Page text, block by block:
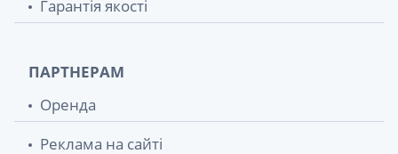
Гарантія якості
ПАРТНЕРАМ
Оренда
Реклама на сайті